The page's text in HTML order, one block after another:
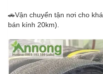
🚗Vận chuyển tận nơi cho
bán kính 20km).